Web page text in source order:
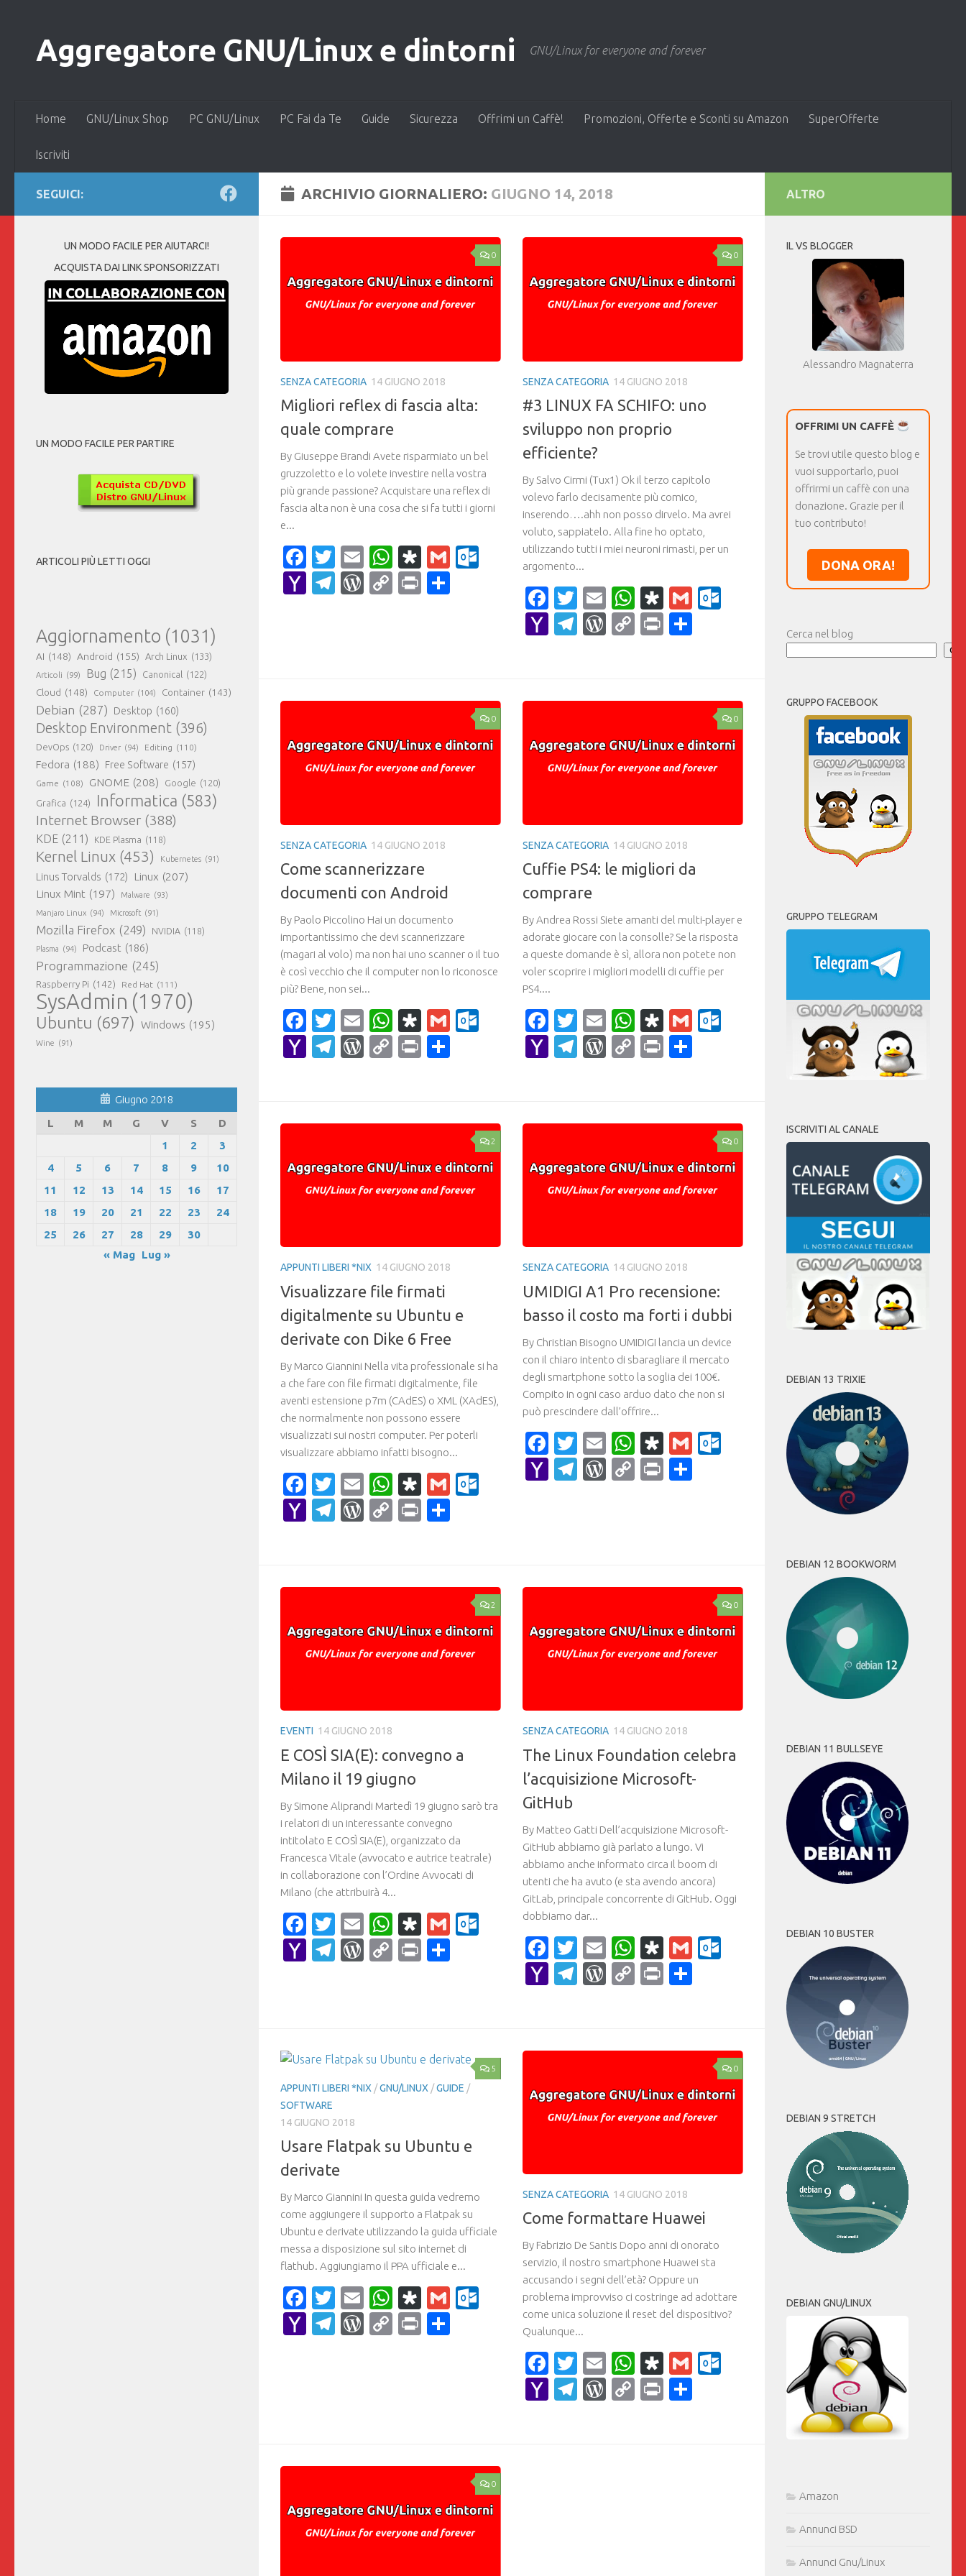
Aggregatore GNU/Linux e dintorni GNU/Linux for everyone and forever
Home GNU/Linux Shop PC GNU/Linux PC Fai da Te Guide Sicurezza Offrimi un Caffè! Promozioni, Offerte e Sconti su Amazon SuperOfferte
Iscriviti
ARCHIVIO GIORNALIERO: GIUGNO 14, 2018
0
SENZA CATEGORIA 14 GIUGNO 2018
Migliori reflex di fascia alta:
quale comprare
By Giuseppe Brandi Avete risparmiato un bel
gruzzoletto e lo volete investire nella vostra
più grande passione? Acquistare una reflex di
fascia alta non è una cosa che si fa tutti i giorni
e...
Facebook
Twitter
EmailWhatsApp
Diaspora
GmailOutlook.com
YahooTelegram
WordPress
CopyPrintCondividi
0
SENZA CATEGORIA 14 GIUGNO 2018
#3 LINUX FA SCHIFO: uno
sviluppo non proprio
efficiente?
By Salvo Cirmi (Tux1) Ok il terzo capitolo
volevo farlo decisamente più comico,
inserendo….ahh non posso dirvelo. Ma avrei
voluto, sappiatelo. Alla fine ho optato,
utilizzando tutti i miei neuroni rimasti, per un
argomento...
Facebook
Twitter
EmailWhatsApp
Diaspora
GmailOutlook.com
YahooTelegram
WordPress
CopyPrint
0
SENZA CATEGORIA 14 GIUGNO 2018
Come scannerizzare
documenti con Android
By Paolo Piccolino Hai un documento
importantissimo che devi scannerizzare
(magari al volo) ma non hai uno scanner o il tuo
è così vecchio che il computer non lo riconosce
più? Bene, non sei...
Facebook
Twitter
EmailWhatsApp
Diaspora
GmailOutlook.com
YahooTelegram
WordPress
CopyPrintCondividi
0
SENZA CATEGORIA 14 GIUGNO 2018
Cuffie PS4: le migliori da
comprare
By Andrea Rossi Siete amanti del multi-player e
adorate giocare con la consolle? Se la risposta
a queste domande è sì, allora non potete non
voler scoprire i migliori modelli di cuffie per
PS4....
Facebook
Twitter
EmailWhatsApp
Diaspora
GmailOutlook.com
YahooTelegram
WordPress
CopyPrint
2
APPUNTI LIBERI *NIX 14 GIUGNO 2018
Visualizzare file firmati
digitalmente su Ubuntu e
derivate con Dike 6 Free
By Marco Giannini Nella vita professionale si ha
a che fare con file firmati digitalmente, file
aventi estensione p7m (CAdES) o XML (XAdES),
che normalmente non possono essere
visualizzati sui nostri computer. Per poterli
visualizzare abbiamo infatti bisogno...
Facebook
Twitter
EmailWhatsApp
Diaspora
GmailOutlook.com
YahooTelegram
WordPress
CopyPrint
0
SENZA CATEGORIA 14 GIUGNO 2018
UMIDIGI A1 Pro recensione:
basso il costo ma forti i dubbi
By Christian Bisogno UMIDIGI lancia un device
con il chiaro intento di sbaragliare il mercato
degli smartphone sotto la soglia dei 100€.
Compito in ogni caso arduo dato che non si
può prescindere dall’offrire...
Facebook
Twitter
EmailWhatsApp
Diaspora
GmailOutlook.com
YahooTelegram
WordPress
CopyPrint
2
EVENTI 14 GIUGNO 2018
E COSÌ SIA(E): convegno a
Milano il 19 giugno
By Simone Aliprandi Martedì 19 giugno sarò tra
i relatori di un interessante convegno
intitolato E COSÌ SIA(E), organizzato da
Francesca Vitale (avvocato e autrice teatrale)
in collaborazione con l’Ordine Avvocati di
Milano (che attribuirà 4...
Facebook
Twitter
EmailWhatsApp
Diaspora
GmailOutlook.com
YahooTelegram
WordPress
CopyPrintCondividi
0
SENZA CATEGORIA 14 GIUGNO 2018
The Linux Foundation celebra
l’acquisizione Microsoft-
GitHub
By Matteo Gatti Dell’acquisizione Microsoft-
GitHub abbiamo già parlato a lungo. Vi
abbiamo anche informato circa il boom di
utenti che ha avuto (e sta avendo ancora)
GitLab, principale concorrente di GitHub. Oggi
dobbiamo dar...
Facebook
Twitter
EmailWhatsApp
Diaspora
GmailOutlook.com
YahooTelegram
WordPress
CopyPrint
5
APPUNTI LIBERI *NIX /GNU/LINUX /GUIDE /
SOFTWARE
14 GIUGNO 2018
Usare Flatpak su Ubuntu e
derivate
By Marco Giannini In questa guida vedremo
come aggiungere il supporto a Flatpak su
Ubuntu e derivate utilizzando la guida ufficiale
messa a disposizione sul sito internet di
flathub. Aggiungiamo il PPA ufficiale e...
Facebook
Twitter
EmailWhatsApp
Diaspora
GmailOutlook.com
YahooTelegram
WordPress
CopyPrintCondividi
0
SENZA CATEGORIA 14 GIUGNO 2018
Come formattare Huawei
By Fabrizio De Santis Dopo anni di onorato
servizio, il nostro smartphone Huawei sta
accusando i segni dell’età? Oppure un
problema improvviso ci costringe ad adottare
come unica soluzione il reset del dispositivo?
Qualunque...
Facebook
Twitter
EmailWhatsApp
Diaspora
GmailOutlook.com
YahooTelegram
WordPress
CopyPrint
0
SEGUICI:
UN MODO FACILE PER AIUTARCI!
ACQUISTA DAI LINK SPONSORIZZATI
UN MODO FACILE PER PARTIRE
ARTICOLI PIÙ LETTI OGGI
Aggiornamento (1031)
AI (148) Android (155) Arch Linux (133)
Articoli (99) Bug (215) Canonical (122)
Cloud (148) Computer (104) Container (143)
Debian (287) Desktop (160)
Desktop Environment (396)
DevOps (120) Driver (94) Editing (110)
Fedora (188) Free Software (157)
Game (108) GNOME (208) Google (120)
Grafica (124) Informatica (583)
Internet Browser (388)
KDE (211) KDE Plasma (118)
Kernel Linux (453) Kubernetes (91)
Linus Torvalds (172) Linux (207)
Linux Mint (197) Malware (93)
Manjaro Linux (94) Microsoft (91)
Mozilla Firefox (249) NVIDIA (118)
Plasma (94) Podcast (186)
Programmazione (245)
Raspberry Pi (142) Red Hat (111)
SysAdmin (1970)
Ubuntu (697) Windows (195)
Wine (91)
Giugno 2018
L
M M G V S
D
1
2
3
4
5 6 7 8 9
10
11
12 13 14 15 16
17
18
19 20 21 22 23
24
25
26 27 28 29
30
« Mag
Lug »
ALTRO
IL VS BLOGGER
Alessandro Magnaterra
OFFRIMI UN CAFFÈ
Se trovi utile questo blog e
vuoi supportarlo, puoi
offrirmi un caffè con una
donazione. Grazie per il
tuo contributo!
DONA ORA!
Cerca nel blog
GRUPPO FACEBOOK
GRUPPO TELEGRAM
ISCRIVITI AL CANALE
DEBIAN 13 TRIXIE
DEBIAN 12 BOOKWORM
DEBIAN 11 BULLSEYE
DEBIAN 10 BUSTER
DEBIAN 9 STRETCH
DEBIAN GNU/LINUX
Amazon
Annunci BSD
Annunci Gnu/Linux